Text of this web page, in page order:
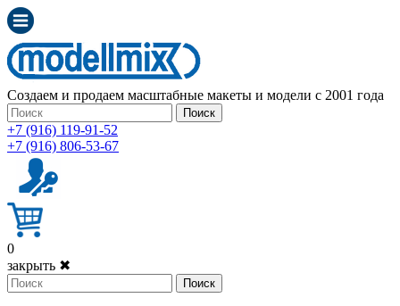
Создаем и продаем масштабные макеты и модели с 2001 года
Поиск
+7 (916) 119-91-52
+7 (916) 806-53-67
0
закрыть ✖
Поиск